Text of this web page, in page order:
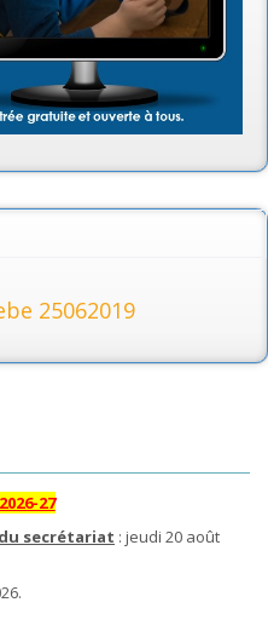
27
secrétariat : jeudi 20 août